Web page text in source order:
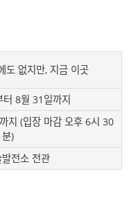
도 없지만, 지금 이곳
8월 31일까지
지 (입장 마감 오후 6시 30
분)
전소 전관